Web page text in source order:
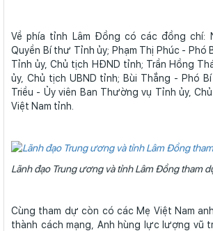
Về phía tỉnh Lâm Đồng có các đồng chí:
Quyền Bí thư Tỉnh ủy; Phạm Thị Phúc -
Tỉnh ủy, Chủ tịch HĐND tỉnh; Trần Hồng
ủy, Chủ tịch UBND tỉnh; Bùi Thắng - Phó
Triều - Ủy viên Ban Thường vụ Tỉnh ủy,
Việt Nam tỉnh.
Lãnh đạo Trung ương và tỉnh Lâm Đồng tham
Cùng tham dự còn có các Mẹ Việt Nam
thành cách mạng, Anh hùng lực lượng vũ